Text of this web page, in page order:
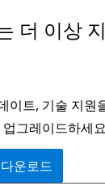
더 이상
이트, 기술 지원
그레이드하세
운로드